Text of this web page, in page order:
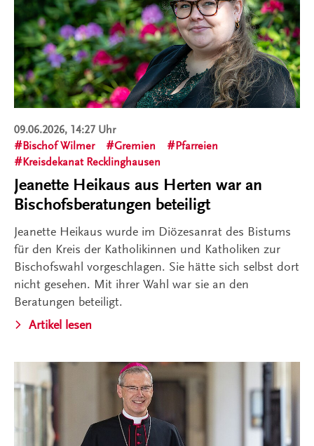
09.06.2026, 14:27 Uhr
Bischof Wilmer
Gremien
Pfarreien
Kreisdekanat Recklinghausen
Jeanette Heikaus aus Herten war an
Bischofsberatungen beteiligt
Jeanette Heikaus wurde im Diözesanrat des Bistums
für den Kreis der Katholikinnen und Katholiken zur
Bischofswahl vorgeschlagen. Sie hätte sich selbst dort
nicht gesehen. Mit ihrer Wahl war sie an den
Beratungen beteiligt.
Artikel lesen